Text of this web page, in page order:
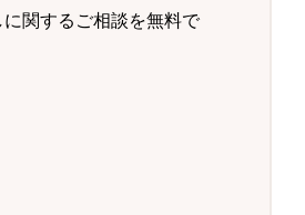
関するご相談を無料で